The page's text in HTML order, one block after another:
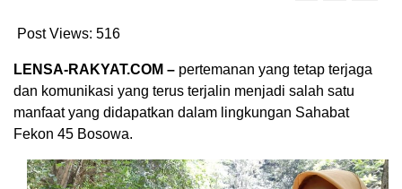
Post Views: 516
LENSA-RAKYAT.COM – pertemanan yang tetap terjaga
dan komunikasi yang terus terjalin menjadi salah satu
manfaat yang didapatkan dalam lingkungan Sahabat
Fekon 45 Bosowa.